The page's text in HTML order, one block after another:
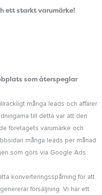
ett starkt varumärke!
som återspeglar
många leads och affärer
till detta var att den
företagets varumärke och
många leads per månad
som görs via Google Ads.
konverteringsspårning för att
försäljning. Vi har ett